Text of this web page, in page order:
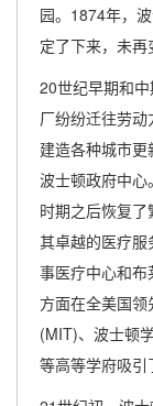
园。1874年，
定了下来，未再
20世纪早期和
厂纷纷迁往劳
建造各种城市
波士顿政府中
时期之后恢复
其卓越的医疗
事医疗中心和
方面在全美国
(MIT)、波士顿
等高等学府吸引